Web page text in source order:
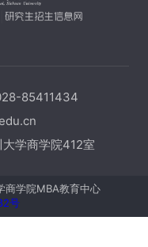
85411434
学商学院412室
学院MBA教育中心
号